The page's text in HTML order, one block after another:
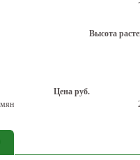
Высота
Цена руб.